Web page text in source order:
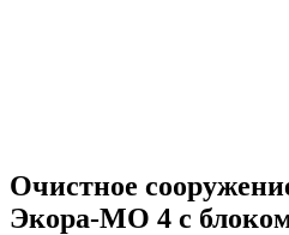
Очистное
Экора-МО 4 с